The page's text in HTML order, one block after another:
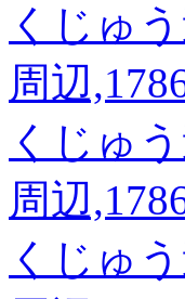
くじゅ
周辺
くじゅ
周辺
くじゅ